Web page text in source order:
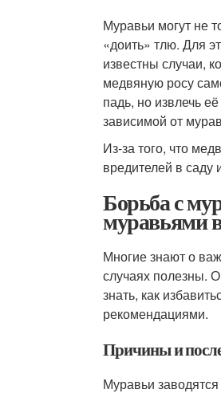
Муравьи могут не
«доить» тлю. Для
известны случаи,
медвяную росу
падь, но извлечь
зависимой от
Из-за того, что
вредителей в
Борьба с
муравьями
Многие знают о
случаях полезны.
знать, как
рекомендациями.
Причины и
Муравьи